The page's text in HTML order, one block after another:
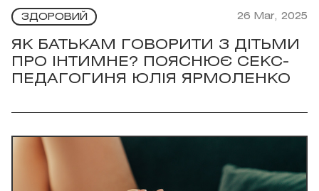
ЗДОРОВИЙ 26 Mar, 2025
ЯК БАТЬКАМ ГОВОРИТИ З ДІТЬМИ
ПРО ІНТИМНЕ? ПОЯСНЮЄ СЕКС-
ПЕДАГОГИНЯ ЮЛІЯ ЯРМОЛЕНКО